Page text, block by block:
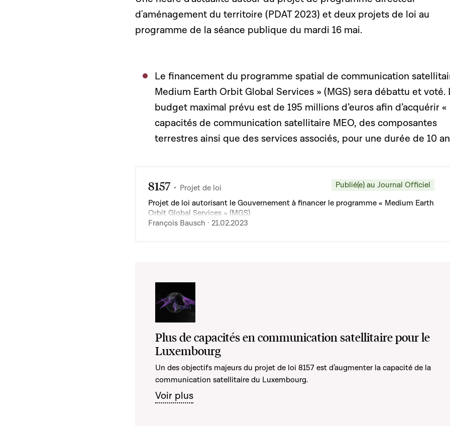
d'aménagement du territoire (PDAT 2023) et deux projets de loi au
programme de la séance publique du mardi 16 mai.
Le financement du programme spatial de communication
Medium Earth Orbit Global Services » (MGS) sera débattu et voté.
budget maximal prévu est de 195 millions d’euros afin d’acquérir «
capacités de communication satellitaire MEO, des composantes
terrestres ainsi que des services associés, pour une durée de 10
8157 Projet de loi
Publié(e) au Journal Officiel
Projet de loi autorisant le Gouvernement à financer le programme « Medium Earth
Orbit Global Services » (MGS)
François Bausch · 21.02.2023
Plus de capacités en communication satellitaire pour le
Luxembourg
Un des objectifs majeurs du projet de loi 8157 est d’augmenter la capacité de la
communication satellitaire du Luxembourg.
Voir plus